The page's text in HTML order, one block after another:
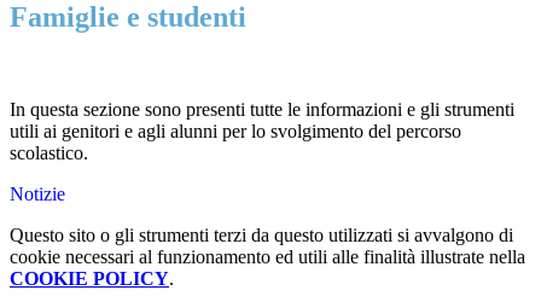
Famiglie e studenti
In questa sezione sono presenti tutte le informazioni e gli strumenti
utili ai genitori e agli alunni per lo svolgimento del percorso
scolastico.
Notizie
Questo sito o gli strumenti terzi da questo utilizzati si avvalgono di
cookie necessari al funzionamento ed utili alle finalità illustrate nella
COOKIE POLICY.